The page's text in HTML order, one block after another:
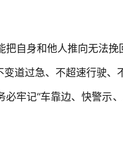
自身和他人推向无法挽
道过急、不超速行驶、
牢记“车靠边、快警